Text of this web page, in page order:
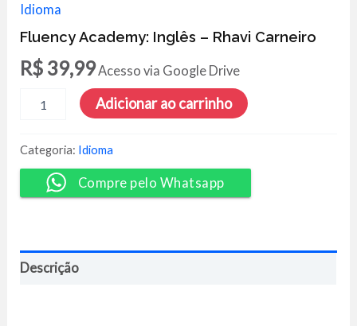
Idioma
Fluency Academy: Inglês – Rhavi Carneiro
R$ 39,99Acesso via Google Drive
Academy:
-
Rhavi
Carneiro
quantidade
Adicionar ao carrinho
Categoria: Idioma
Compre pelo Whatsapp
Descrição